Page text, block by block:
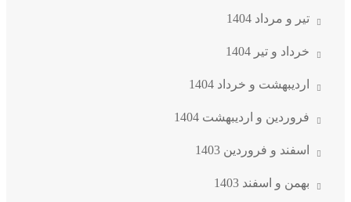
تیر و مرداد 1404
خرداد و تیر 1404
اردیبهشت و خرداد 1404
فروردین و اردیبهشت 1404
اسفند و فروردین 1403
بهمن و اسفند 1403